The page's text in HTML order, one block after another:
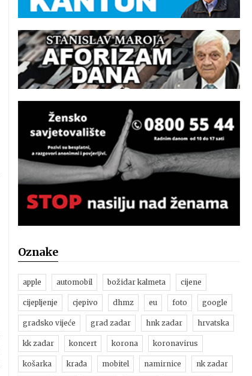
Oznake
apple automobil božidar kalmeta cijene
cijepljenje cjepivo dhmz eu foto google
gradsko vijeće grad zadar hnk zadar hrvatska
kk zadar koncert korona koronavirus
košarka krađa mobitel namirnice nk zadar